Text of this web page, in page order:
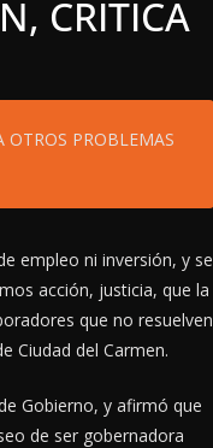
CRITICA
OTROS PROBLEMAS
empleo ni inversión, y se
acción, justicia, que la
que no resuelven
Ciudad del Carmen.
Gobierno, y afirmó que
de ser gobernadora